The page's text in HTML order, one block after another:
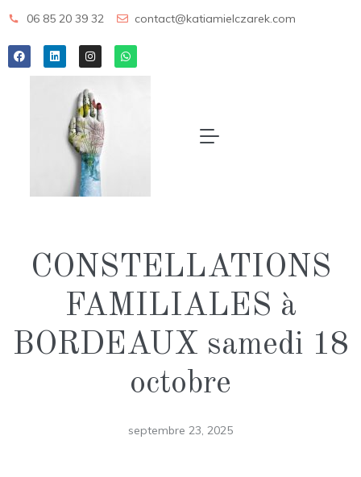
06 85 20 39 32 contact@katiamielczarek.com
CONSTELLATIONS
FAMILIALES à
BORDEAUX samedi 18
octobre
septembre 23, 2025